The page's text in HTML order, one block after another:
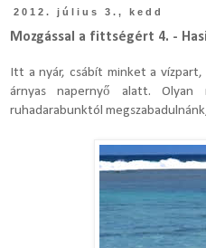
2012. július 3., kedd
Mozgással a fittségért 4. -
Itt a nyár, csábít minket a
árnyas napernyő alatt. Olyan
ruhadarabunktól